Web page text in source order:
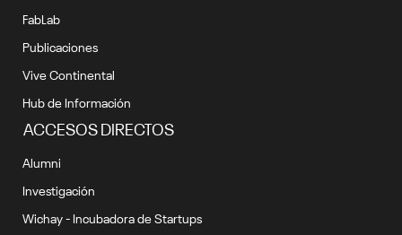
FabLab
Publicaciones
Vive Continental
Hub de Información
ACCESOS DIRECTOS
Alumni
Investigación
Wichay - Incubadora de Startups